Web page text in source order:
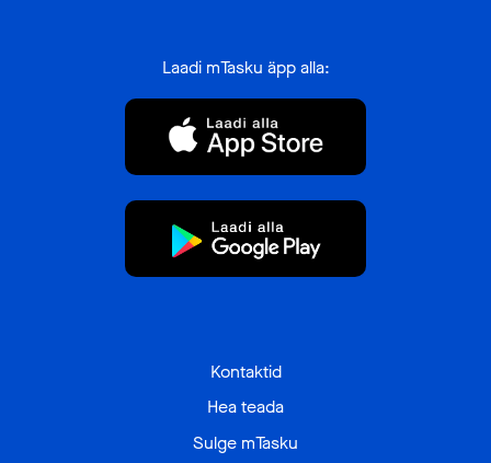
Laadi mTasku äpp alla:
Kontaktid
Hea teada
Sulge mTasku